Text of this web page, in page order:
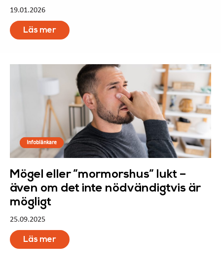
19.01.2026
Läs mer
Infoblänkare
Mögel eller ”mormorshus” lukt –
även om det inte nödvändigtvis är
mögligt
25.09.2025
Läs mer